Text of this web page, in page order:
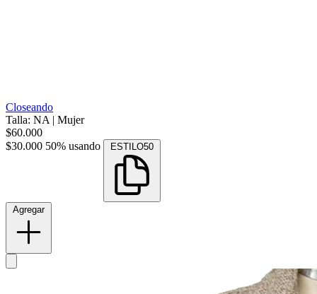
Closeando
Talla: NA | Mujer
$60.000
$30.000 50% usando ESTILO50
Agregar